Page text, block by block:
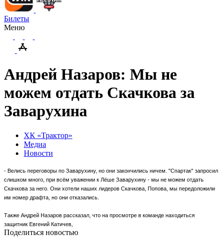
Билеты
Меню
Андрей Назаров: Мы не
можем отдать Скачкова за
Заварухина
ХК «Трактор»
Медиа
Новости
- Велись переговоры по Заварухину, но они закончились ничем. "Спартак" запросил
слишком много, при всём уважении к Лёше Заварухину - мы не можем отдать
Скачкова за него. Они хотели наших лидеров Скачкова, Попова, мы передоложили
им номер драфта, но они отказались.
Также Андрей Назаров рассказал, что на просмотре в команде находиться
защитник Евгений Катичев,
Поделиться новостью